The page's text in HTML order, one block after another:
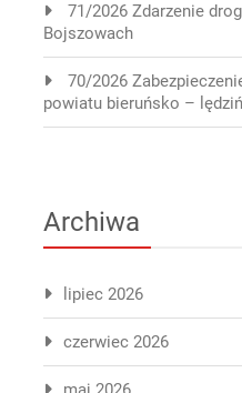
71/2026 Zdarzenie
Bojszowach
70/2026
powiatu bieruńsko –
Archiwa
lipiec 2026
czerwiec 2026